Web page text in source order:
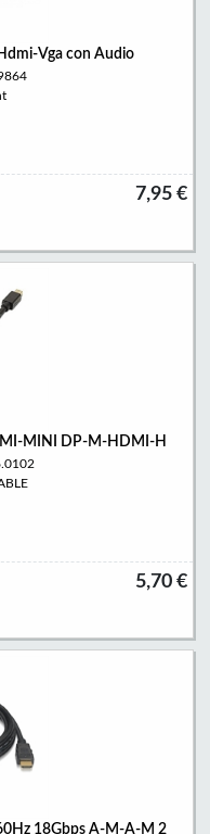
Vga con Audio
7,95 €
MINI DP-M-HDMI-H
5,70 €
18Gbps A-M-A-M 2